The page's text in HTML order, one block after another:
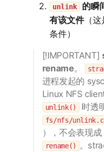
unlink
的瞬
有该文件（这
条件）
[!IMPORTANT]
rename。
进程发起的
Linux NFS
unlink() 时透
fs/nfs/
），不会表现
rename()
。